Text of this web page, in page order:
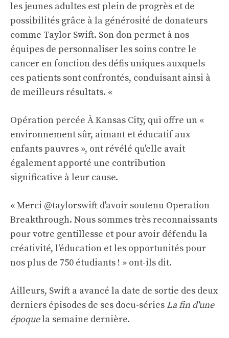
les jeunes adultes est plein de progrès et de
possibilités grâce à la générosité de donateurs
comme Taylor Swift. Son don permet à nos
équipes de personnaliser les soins contre le
cancer en fonction des défis uniques auxquels
ces patients sont confrontés, conduisant ainsi à
de meilleurs résultats. «
Opération percée À Kansas City, qui offre un «
environnement sûr, aimant et éducatif aux
enfants pauvres », ont révélé qu'elle avait
également apporté une contribution
significative à leur cause.
« Merci @taylorswift d'avoir soutenu Operation
Breakthrough. Nous sommes très reconnaissants
pour votre gentillesse et pour avoir défendu la
créativité, l'éducation et les opportunités pour
nos plus de 750 étudiants ! » ont-ils dit.
Ailleurs, Swift a avancé la date de sortie des deux
derniers épisodes de ses docu-séries La fin d'une
époquela semaine dernière.